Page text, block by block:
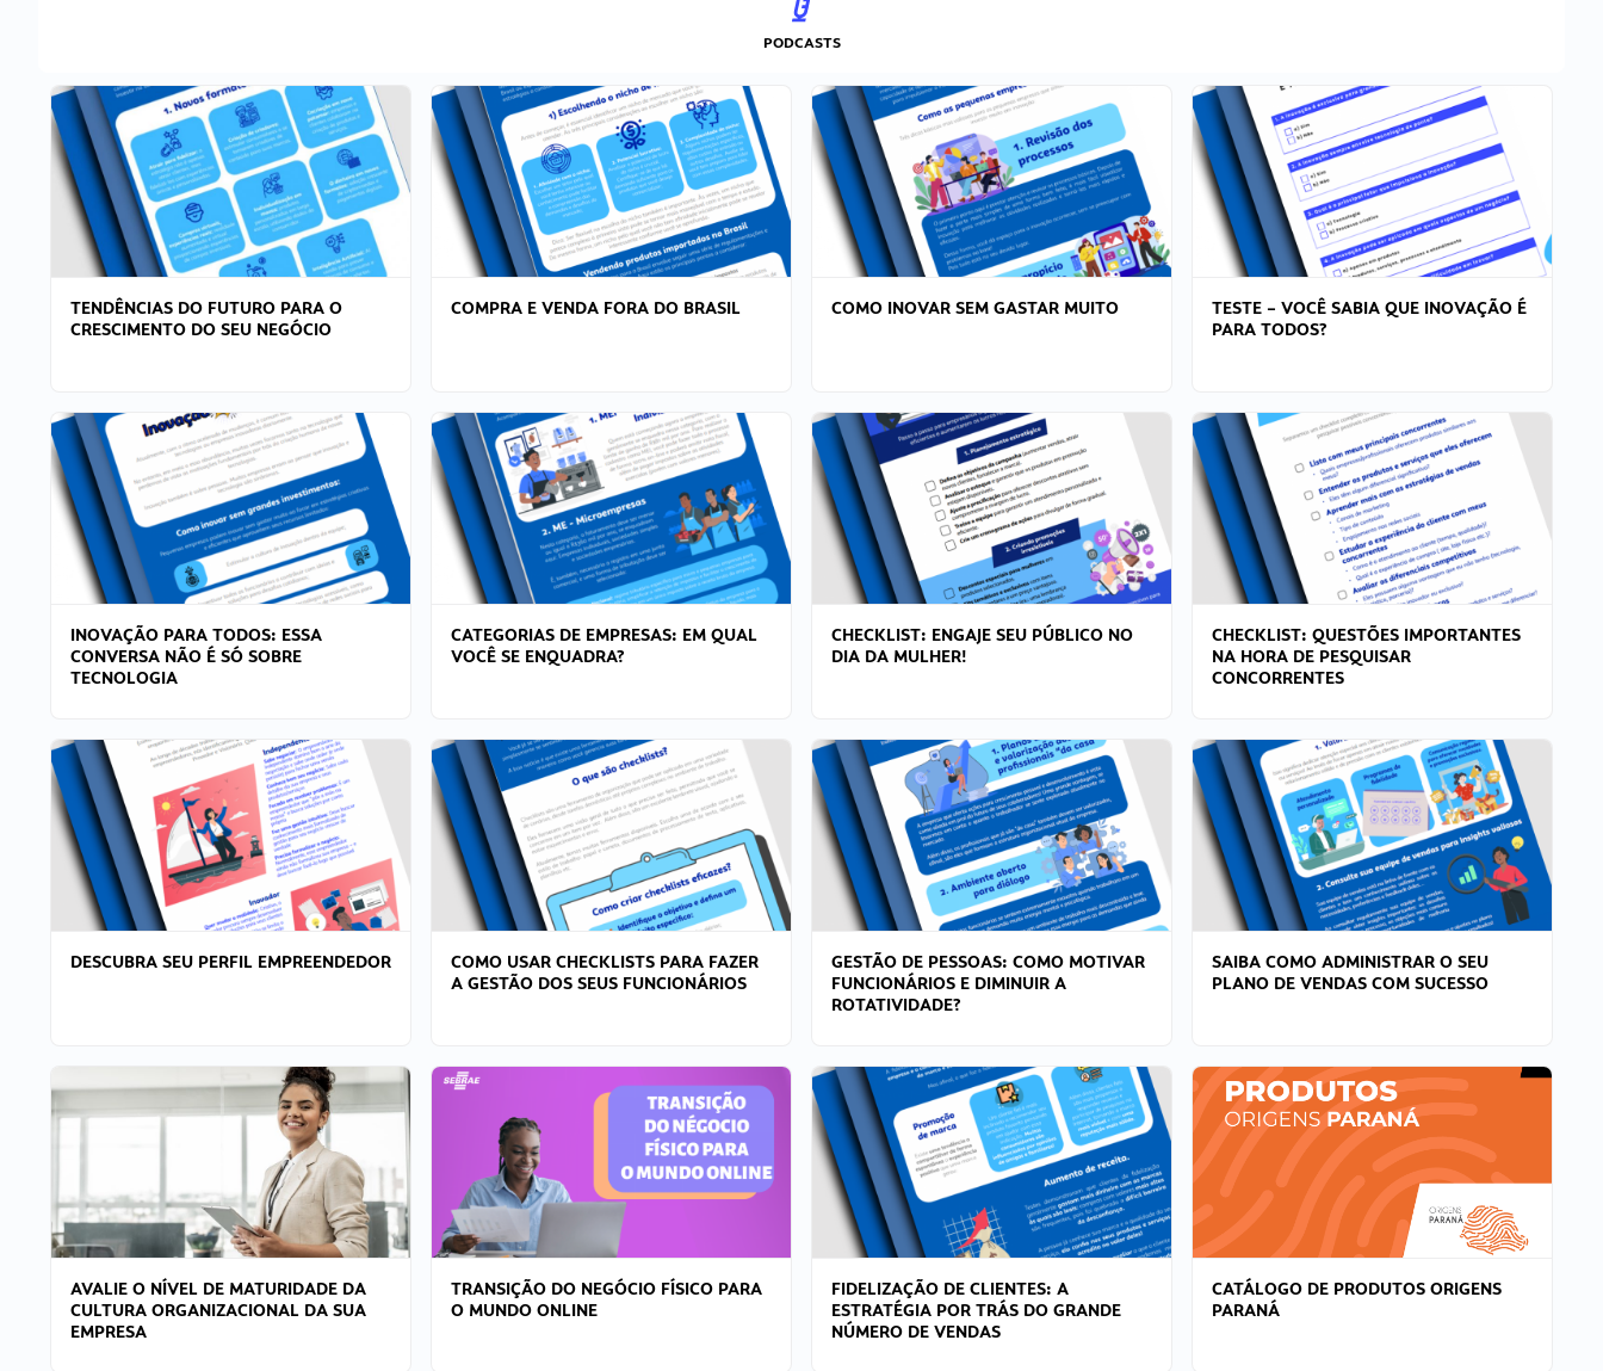
PODCASTS
TENDÊNCIAS DO FUTURO PARA O
CRESCIMENTO DO SEU NEGÓCIO
COMPRA E VENDA FORA DO BRASIL COMO INOVAR SEM GASTAR MUITO
TESTE – VOCÊ SABIA QUE INOVAÇÃO É
PARA TODOS?
INOVAÇÃO PARA TODOS: ESSA
CONVERSA NÃO É SÓ SOBRE
TECNOLOGIA
CATEGORIAS DE EMPRESAS: EM QUAL
VOCÊ SE ENQUADRA?
CHECKLIST: ENGAJE SEU PÚBLICO NO
DIA DA MULHER!
CHECKLIST: QUESTÕES IMPORTANTES
NA HORA DE PESQUISAR
CONCORRENTES
DESCUBRA SEU PERFIL EMPREENDEDOR
COMO USAR CHECKLISTS PARA FAZER
A GESTÃO DOS SEUS FUNCIONÁRIOS
GESTÃO DE PESSOAS: COMO MOTIVAR
FUNCIONÁRIOS E DIMINUIR A
ROTATIVIDADE?
SAIBA COMO ADMINISTRAR O SEU
PLANO DE VENDAS COM SUCESSO
AVALIE O NÍVEL DE MATURIDADE DA
CULTURA ORGANIZACIONAL DA SUA
EMPRESA
TRANSIÇÃO DO NEGÓCIO FÍSICO PARA
O MUNDO ONLINE
FIDELIZAÇÃO DE CLIENTES: A
ESTRATÉGIA POR TRÁS DO GRANDE
NÚMERO DE VENDAS
CATÁLOGO DE PRODUTOS ORIGENS
PARANÁ